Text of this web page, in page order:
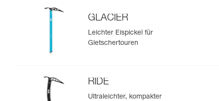
GLACIER
Leichter Eispickel für
Gletschertouren
RIDE
Ultraleichter, kompakter